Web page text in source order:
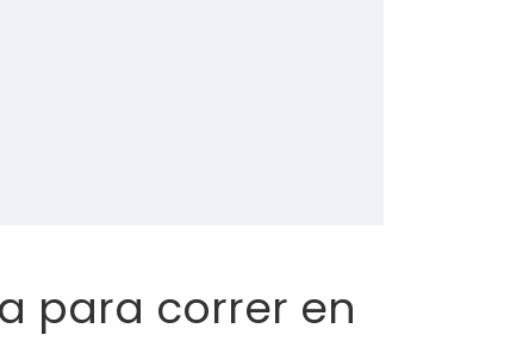
para correr en